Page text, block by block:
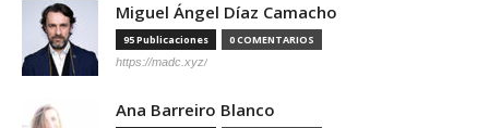
Miguel Ángel Díaz Camacho
95 Publicaciones 0 COMENTARIOS
https://madc.xyz/
Ana Barreiro Blanco